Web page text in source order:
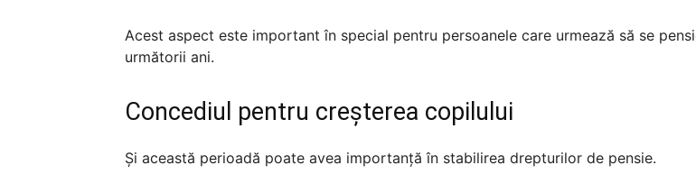
Acest aspect este important în special pentru persoanele care urmează să se
următorii ani.
Concediul pentru creșterea copilului
Și această perioadă poate avea importanță în stabilirea drepturilor de pensie.